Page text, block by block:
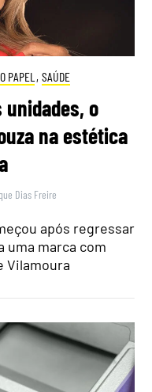
PAPEL , SAÚDE
unidades, o
na estética
Dias Freire
após regressar
uma marca com
Vilamoura